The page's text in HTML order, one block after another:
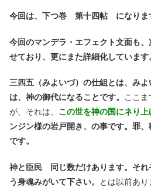
今回は、下つ巻 第十四帖 になりま
今回のマンデラ・エフェクト文面も
せており、更にまた詳細化しています
三四五（みよいづ）の仕組とは、み
は、神の御代になることです。 ここま
が、それは、 この世を神の国にネり上
ンジン様の岩戸開き、の事です。 罪、
です。
神と臣民 同じ数だけあります。それ
う身魂みがいて下さい。
とは以前あり